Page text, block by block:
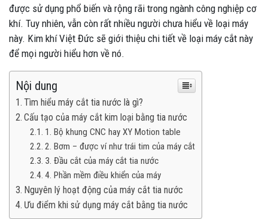
được sử dụng phổ biến và rộng rãi trong ngành công nghiệp cơ
khí. Tuy nhiên, vẫn còn rất nhiều người chưa hiểu về loại máy
này. Kim khí Việt Đức sẽ giới thiệu chi tiết về loại máy cắt này
để mọi người hiểu hơn về nó.
Nội dung
Tìm hiểu máy cắt tia nước là gì?
Cấu tạo của máy cắt kim loại bằng tia nước
1. Bộ khung CNC hay XY Motion table
2. Bơm – được ví như trái tim của máy cắt
3. Đầu cắt của máy cắt tia nước
4. Phần mềm điều khiển của máy
Nguyên lý hoạt động của máy cắt tia nước
Ưu điểm khi sử dụng máy cắt bằng tia nước